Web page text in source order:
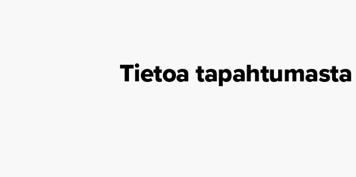
Tietoa tapahtumasta